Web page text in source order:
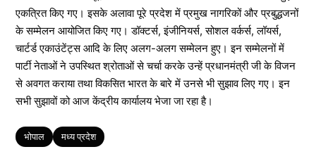
एकत्रित किए गए। इसके अलावा पूरे प्रदेश में प्रमुख नागरिकों और प्रबुद्धजनों
के सम्मेलन आयोजित किए गए। डॉक्टर्स, इंजीनियर्स, सोशल वर्कर्स, लॉयर्स,
चार्टर्ड एकाउंटेंट्स आदि के लिए अलग-अलग सम्मेलन हुए। इन सम्मेलनों में
पार्टी नेताओं ने उपस्थित श्रोताओं से चर्चा करके उन्हें प्रधानमंत्री जी के विजन
से अवगत कराया तथा विकसित भारत के बारे में उनसे भी सुझाव लिए गए। इन
सभी सुझावों को आज केंद्रीय कार्यालय भेजा जा रहा है।
Tags
भोपाल मध्य प्रदेश